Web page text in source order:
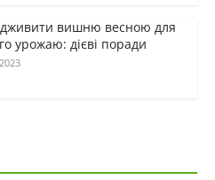
вишню весною для
урожаю: дієві поради